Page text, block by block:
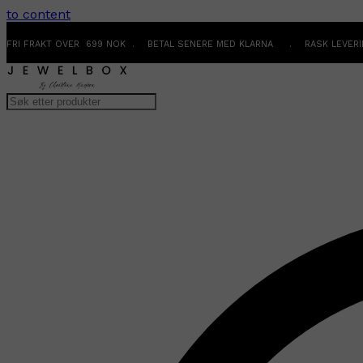
to content
FRI FRAKT OVER 699 NOK . BETAL SENERE MED KLARNA . RASK